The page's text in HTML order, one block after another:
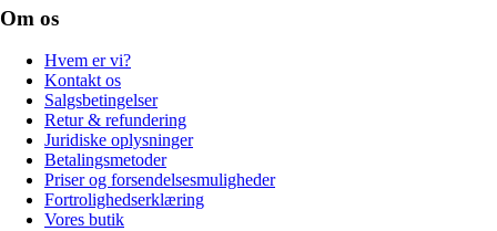
Om os
Hvem er vi?
Kontakt os
Salgsbetingelser
Retur & refundering
Juridiske oplysninger
Betalingsmetoder
Priser og forsendelsesmuligheder
Fortrolighedserklæring
Vores butik